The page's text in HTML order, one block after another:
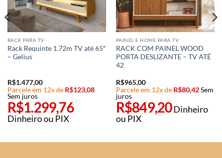
RACK PARA TV
Rack Requinte 1.72m TV até 65″
– Gelius
R$1.477,00
Parcele em 12x de R$123,08
Sem juros
R$1.299,76
Dinheiro ou PIX
PAINEL E HOME PARA TV
RACK COM PAINEL WOOD
PORTA DESLIZANTE – TV ATÉ
42
R$965,00
Parcele em 12x de R$80,42 Sem
juros
R$849,20Dinheiro
ou PIX